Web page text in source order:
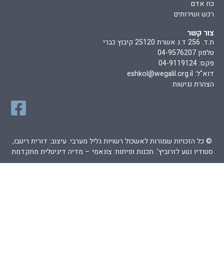
כח אדם
רכש ושירותים
צור קשר
ת.ד. 256 ד.נ אשרת 25120 קיבוץ כברי
טלפון 04-9576207
פקס: 04-9119124
דוא"ל: eshkol@wegalil.org.il
הצהרת נגישות
© כל הזכויות שמורות לאשכול רשויות גליל מערבי. עיצוב: דורית ריטבו,
סטודיו נטע לזרוביץ'. תכנות ופיתוח: צונאמי – מדיה דיגיטלית מתקדמת